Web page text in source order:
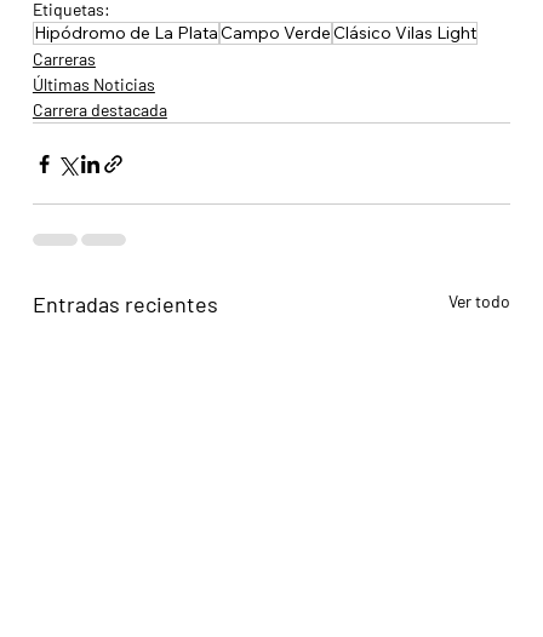
Etiquetas:
Hipódromo de La PlataCampo VerdeClásico Vilas Light
Carreras
Últimas Noticias
Carrera destacada
Entradas recientes Ver todo